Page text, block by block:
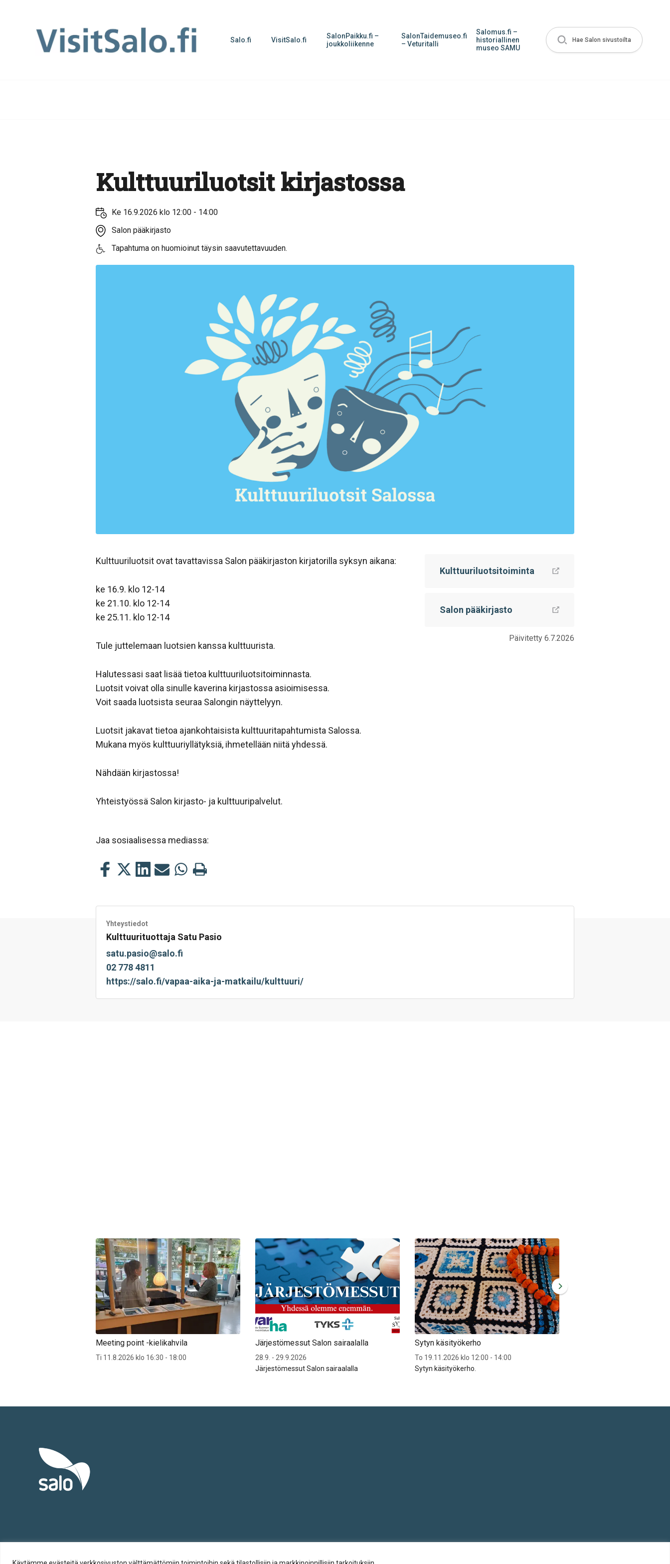
Salo.fi VisitSalo.fi
SalonPaikku.fi –
joukkoliikenne
SalonTaidemuseo.fi
– Veturitalli
Salomus.fi –
historiallinen
museo SAMU
Hae Salon sivustoilta
Kulttuuriluotsit kirjastossa
Ke 16.9.2026 klo 12:00 - 14:00
Salon pääkirjasto
Tapahtuma on huomioinut täysin saavutettavuuden.
Kulttuuriluotsit ovat tavattavissa Salon pääkirjaston kirjatorilla syksyn aikana:
ke 16.9. klo 12-14
ke 21.10. klo 12-14
ke 25.11. klo 12-14
Tule juttelemaan luotsien kanssa kulttuurista.
Halutessasi saat lisää tietoa kulttuuriluotsitoiminnasta.
Luotsit voivat olla sinulle kaverina kirjastossa asioimisessa.
Voit saada luotsista seuraa Salongin näyttelyyn.
Luotsit jakavat tietoa ajankohtaisista kulttuuritapahtumista Salossa.
Mukana myös kulttuuriyllätyksiä, ihmetellään niitä yhdessä.
Nähdään kirjastossa!
Yhteistyössä Salon kirjasto- ja kulttuuripalvelut.
Jaa sosiaalisessa mediassa:
Jaa
Jaa
Jaa Jaa Jaa Tulosta
Kulttuuriluotsitoiminta
Salon pääkirjasto
Päivitetty 6.7.2026
Yhteystiedot
Kulttuurituottaja Satu Pasio
satu.pasio@salo.fi
02 778 4811
https://salo.fi/vapaa-aika-ja-matkailu/kulttuuri/
Meeting point -kielikahvila
Ti 11.8.2026 klo 16:30 - 18:00
Järjestömessut Salon sairaalalla
28.9. - 29.9.2026
Järjestömessut Salon sairaalalla
Sytyn käsityökerho
To 19.11.2026 klo 12:00 - 14:00
Sytyn käsityökerho.
Tietosuoja